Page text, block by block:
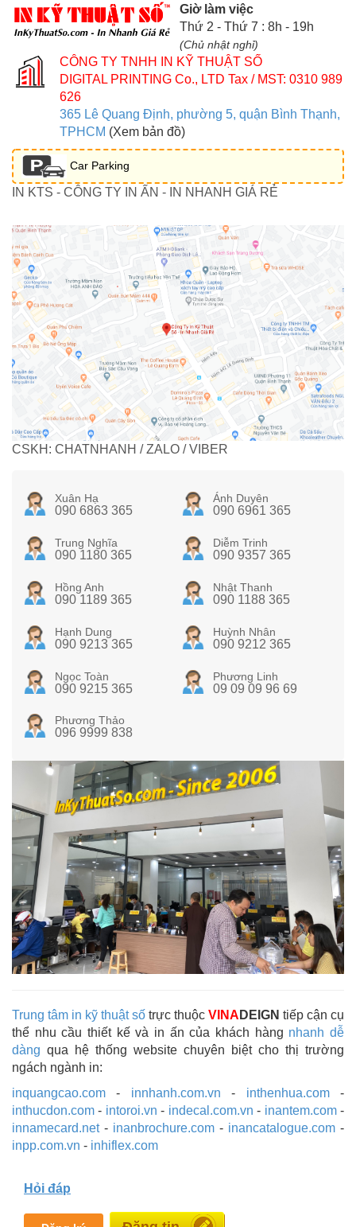
Giờ làm việc
Thứ 2 - Thứ 7 : 8h - 19h
(Chủ nhật nghỉ)
CÔNG TY TNHH IN KỸ THUẬT SỐ
DIGITAL PRINTING Co., LTD Tax / MST: 0310 989
626
365 Lê Quang Định, phường 5, quận Bình Thạnh,
TPHCM (Xem bản đồ)
Car Parking
IN KTS - CÔNG TY IN ẤN - IN NHANH GIÁ RẺ
CSKH: CHATNHANH / ZALO / VIBER
Xuân Hạ
090 6863 365
Ánh Duyên
090 6961 365
Trung Nghĩa
090 1180 365
Diễm Trinh
090 9357 365
Hồng Anh
090 1189 365
Nhật Thanh
090 1188 365
Hạnh Dung
090 9213 365
Huỳnh Nhân
090 9212 365
Ngọc Toàn
090 9215 365
Phương Linh
09 09 09 96 69
Phương Thảo
096 9999 838
Trung tâm in kỹ thuật số trực thuộc VINA DEIGN tiếp cận cụ
thể nhu cầu thiết kế và in ấn của khách hàng nhanh dễ
dàng qua hệ thống website chuyên biệt cho thị trường
ngách ngành in:
inquangcao.com - innhanh.com.vn - inthenhua.com-
inthucdon.com - intoroi.vn - indecal.com.vn - inantem.com-
innamecard.net- inanbrochure.com - inancatalogue.com -
inpp.com.vn - inhiflex.com
Hỏi đáp